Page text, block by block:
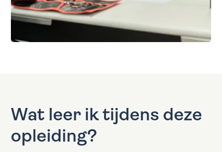
Wat leer ik tijdens deze
opleiding?